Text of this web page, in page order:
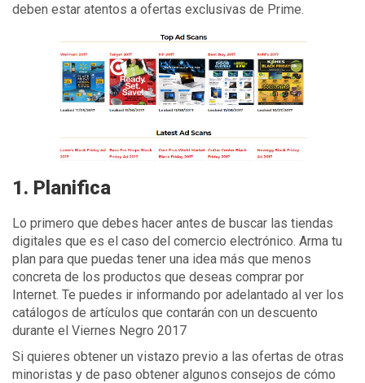
deben estar atentos a ofertas exclusivas de Prime.
1. Planifica
Lo primero que debes hacer antes de buscar las tiendas
digitales que es el caso del comercio electrónico. Arma tu
plan para que puedas tener una idea más que menos
concreta de los productos que deseas comprar por
Internet. Te puedes ir informando por adelantado al ver los
catálogos de artículos que contarán con un descuento
durante el Viernes Negro 2017
Si quieres obtener un vistazo previo a las ofertas de otras
minoristas y de paso obtener algunos consejos de cómo